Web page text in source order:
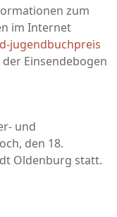
zum
im Internet
jugendbuchpreis
Einsendebogen
und
den 18.
Oldenburg statt.